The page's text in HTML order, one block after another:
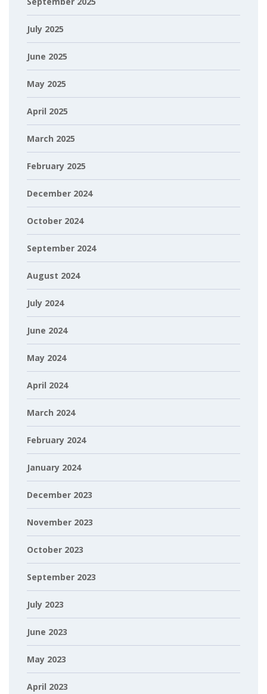
July 2025
June 2025
May 2025
April 2025
March 2025
February 2025
December 2024
October 2024
September 2024
August 2024
July 2024
June 2024
May 2024
April 2024
March 2024
February 2024
January 2024
December 2023
November 2023
October 2023
September 2023
July 2023
June 2023
May 2023
April 2023